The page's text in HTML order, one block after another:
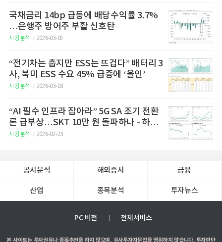
국채금리 14bp 급등에 배당수익률 3.7%
…은행주 방어주 부활 신호탄
시장분석 2026-03-09
“전기차는 춥지만 ESS는 뜨겁다” 배터리 3
사, 북미 ESS 수요 45% 급증에 ‘올인’
시장분석 2026-03-03
“AI 필수 인프라 잡아라” 5G SA 조기 전환
론 급부상…SKT 10만 원 돌파하나 - 하나
증권
시장분석 2026-02-23
공시분석 해외증시 금융
산업 종목분석 투자뉴스
PC 버전 전체서비스
본 사이트는 투자권유나 종목추천을 하지 않으며, 유사투자자문업을 영위하지 않습니다. 투자판단